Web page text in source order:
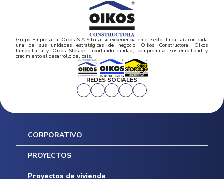
Grupo Empresarial Oikos S.A.S basa su experiencia en el sector finca raíz con cada
una de sus unidades estratégicas de negocio: Oikos Constructora, Oikos
Inmobiliaria y Oikos Storage; aportando calidad, compromiso, sostenibilidad y
crecimiento al desarrollo del país.
REDES SOCIALES
CORPORATIVO
Inicio
Mapa del sitio
Postventas
PROYECTOS
Proyectos de vivienda